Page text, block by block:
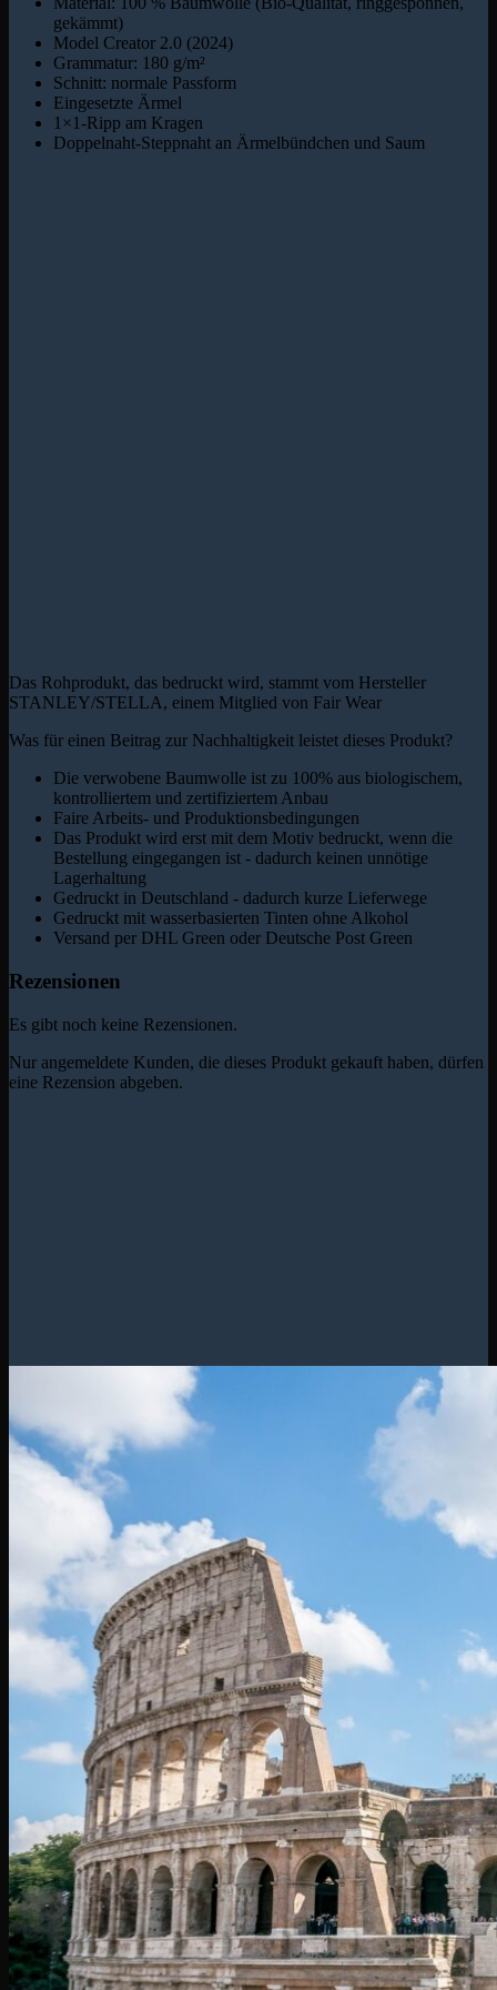
gekämmt)
Model Creator 2.0 (2024)
Grammatur: 180 g/m²
Schnitt: normale Passform
Eingesetzte Ärmel
1×1-Ripp am Kragen
Doppelnaht-Steppnaht an Ärmelbündchen und Saum
Das Rohprodukt, das bedruckt wird, stammt vom Hersteller
STANLEY/STELLA, einem Mitglied von Fair Wear
Was für einen Beitrag zur Nachhaltigkeit leistet dieses Produkt?
Die verwobene Baumwolle ist zu 100% aus biologischem,
kontrolliertem und zertifiziertem Anbau
Faire Arbeits- und Produktionsbedingungen
Das Produkt wird erst mit dem Motiv bedruckt, wenn die
Bestellung eingegangen ist - dadurch keinen unnötige
Lagerhaltung
Gedruckt in Deutschland - dadurch kurze Lieferwege
Gedruckt mit wasserbasierten Tinten ohne Alkohol
Versand per DHL Green oder Deutsche Post Green
Rezensionen
Es gibt noch keine Rezensionen.
Nur angemeldete Kunden, die dieses Produkt gekauft haben, dürfen
eine Rezension abgeben.